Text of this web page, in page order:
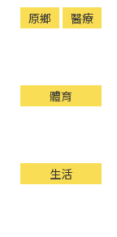
原鄉 醫療
體育
生活